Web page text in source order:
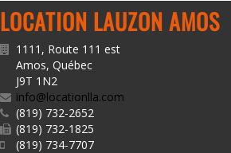
LOCATION LAUZON AMOS
1111, Route 111 est
Amos, Québec
J9T 1N2
info@locationlla.com
(819) 732-2652
(819) 732-1825
(819) 734-7707